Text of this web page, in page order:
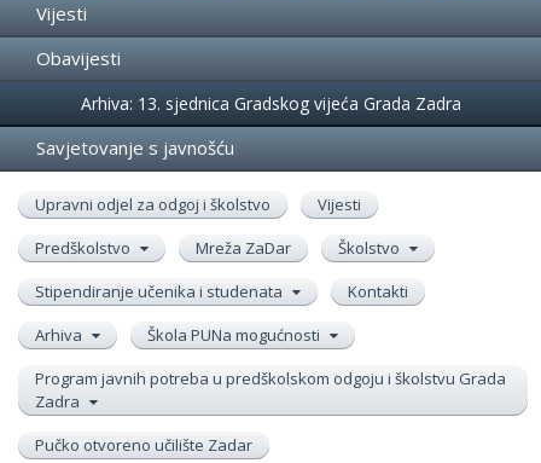
Vijesti
Obavijesti
Događanja
Arhiva: 13. sjednica Gradskog vijeća Grada Zadra
Savjetovanje s javnošću
Upravni odjel za odgoj i školstvo
Vijesti
Predškolstvo
Mreža ZaDar
Školstvo
Stipendiranje učenika i studenata
Kontakti
Arhiva
Škola PUNa mogućnosti
Program javnih potreba u predškolskom odgoju i školstvu Grada
Zadra
Pučko otvoreno učilište Zadar